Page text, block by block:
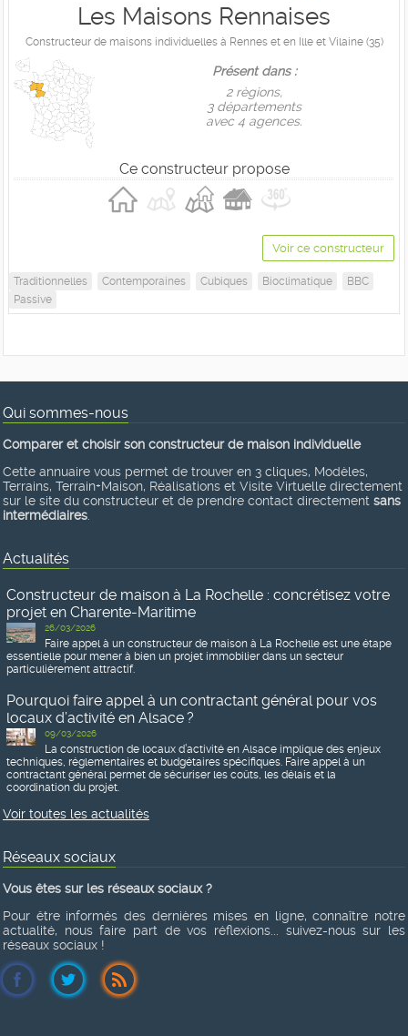
Les Maisons Rennaises
Constructeur de maisons individuelles à Rennes et en Ille et Vilaine (35)
Présent dans :
2 règions,
3 départements
avec 4 agences.
Ce constructeur propose
Voir ce constructeur
Traditionnelles Contemporaines Cubiques Bioclimatique
BBC
Passive
Qui sommes-nous
Comparer et choisir son constructeur de maison individuelle
Cette annuaire vous permet de trouver en 3 cliques, Modèles,
Terrains, Terrain+Maison, Réalisations et Visite Virtuelle directement
sur le site du constructeur et de prendre contact directement sans
intermédiaires
Actualités
Constructeur de maison à La Rochelle : concrétisez votre
projet en Charente-Maritime
26/03/2026
Faire appel à un constructeur de maison à La Rochelle est une étape
essentielle pour mener à bien un projet immobilier dans un secteur
particulièrement attractif.
Pourquoi faire appel à un contractant général pour vos
locaux d’activité en Alsace ?
09/03/2026
La construction de locaux d’activité en Alsace implique des enjeux
techniques, réglementaires et budgétaires spécifiques. Faire appel à un
contractant général permet de sécuriser les coûts, les délais et la
coordination du projet.
Voir toutes les actualités
Réseaux sociaux
Vous êtes sur les réseaux sociaux ?
Pour être informés des dernières mises en ligne, connaître notre
actualité, nous faire part de vos réflexions... suivez-nous sur les
réseaux sociaux !